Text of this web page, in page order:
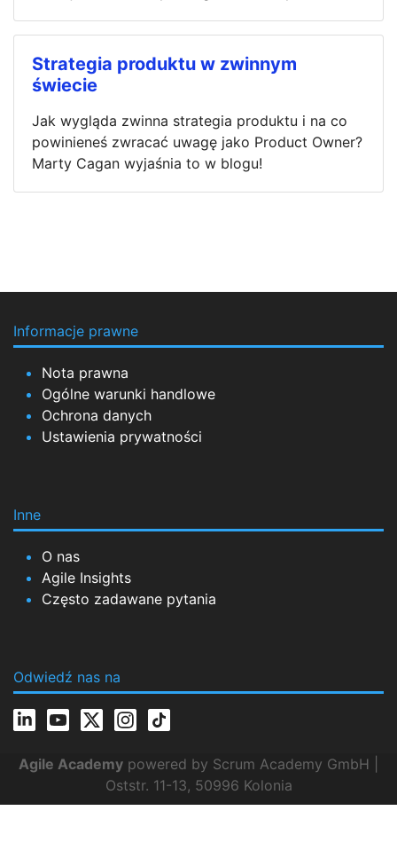
Strategia produktu w zwinnym
świecie
Jak wygląda zwinna strategia produktu i na co
powinieneś zwracać uwagę jako Product Owner?
Marty Cagan wyjaśnia to w blogu!
Informacje prawne
Nota prawna
Ogólne warunki handlowe
Ochrona danych
Ustawienia prywatności
Inne
O nas
Agile Insights
Często zadawane pytania
Odwiedź nas na
Agile Academy powered by Scrum Academy GmbH |
Oststr. 11-13, 50996 Kolonia